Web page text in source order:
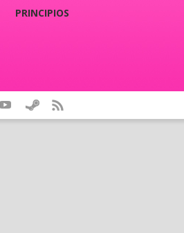
PRINCIPIOS